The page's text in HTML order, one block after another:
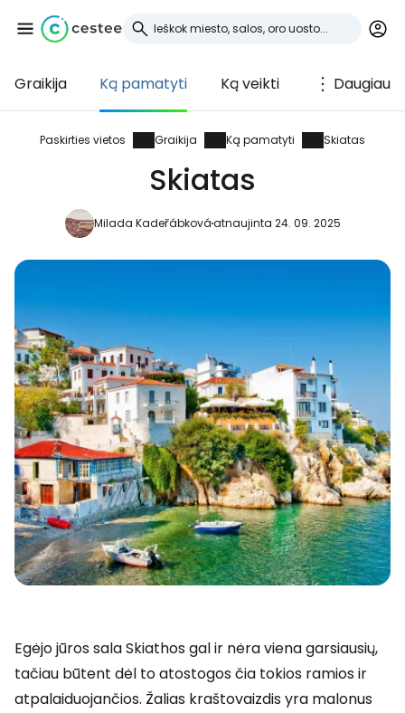
Graikija Ką pamatyti Ką veikti Daugiau
Paskirties vietos Graikija Ką pamatyti Skiatas
Skiatas
Milada Kadeřábkováatnaujinta 24. 09. 2025
Egėjo jūros sala Skiathos gal ir nėra viena garsiausių,
tačiau būtent dėl to atostogos čia tokios ramios ir
atpalaiduojančios. Žalias kraštovaizdis yra malonus
Prisijunkite prie
Cestee
... pasaulinė kelionių bendruomenė
Tęsti su Facebook
Tęsti el. paštu